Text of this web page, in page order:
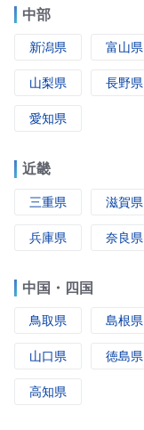
中部
新潟県 富山県
山梨県 長野県
愛知県
近畿
三重県 滋賀県
兵庫県 奈良県
中国・四国
鳥取県 島根県
山口県 徳島県
高知県